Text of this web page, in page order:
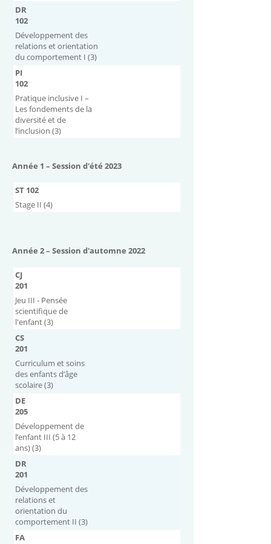
DR
102
Développement des
relations et orientation
du comportement I (3)
PI
102
Pratique inclusive I –
Les fondements de la
diversité et de
l’inclusion (3)
Année 1 – Session d'été 2023
ST 102
Stage II (4)
Année 2 – Session d'automne 2022
CJ
201
Jeu III - Pensée
scientifique de
l'enfant (3)
CS
201
Curriculum et soins
des enfants d’âge
scolaire (3)
DE
205
Développement de
l’enfant III (5 à 12
ans) (3)
DR
201
Développement des
relations et
orientation du
comportement II (3)
FA